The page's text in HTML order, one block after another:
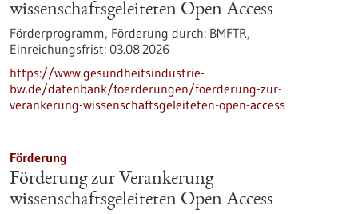
wissenschaftsgeleiteten Open Access
Förderprogramm, Förderung durch: BMFTR,
Einreichungsfrist: 03.08.2026
https://www.gesundheitsindustrie-
bw.de/datenbank/foerderungen/foerderung-zur-
verankerung-wissenschaftsgeleiteten-open-access
Förderung
Förderung zur Verankerung
wissenschaftsgeleiteten Open Access